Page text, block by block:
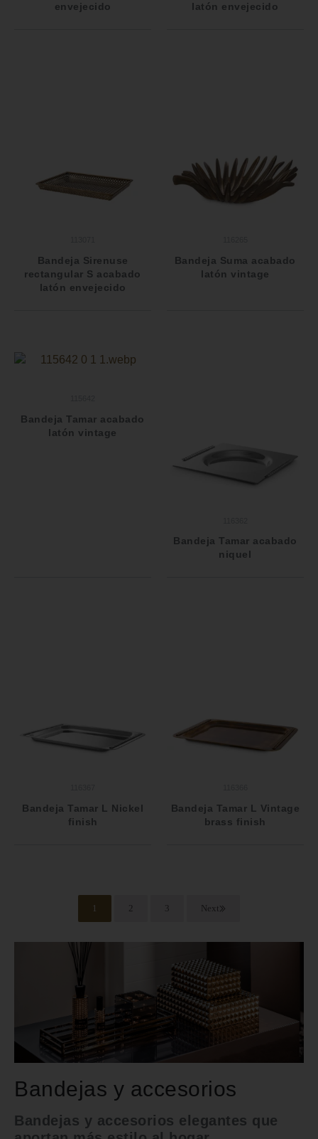
envejecido
latón envejecido
Bandeja Sirenuse
rectangular S acabado
latón envejecido
Bandeja Suma acabado
latón vintage
Bandeja Tamar acabado
latón vintage
Bandeja Tamar acabado
niquel
Bandeja Tamar L Nickel
finish
Bandeja Tamar L Vintage
brass finish
2 3 Next
Bandejas y accesorios
Bandejas y accesorios elegantes que